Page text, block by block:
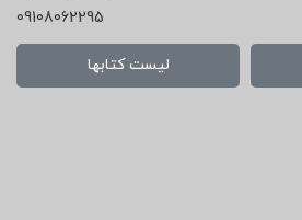
09108062295
لیست کتابها